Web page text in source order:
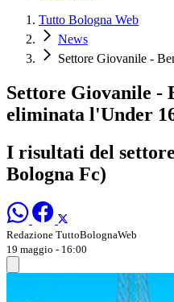
Tutto Bologna Web
News
Settore Giovanile -
Settore Giovanile -
eliminata l'Under
I risultati del
Bologna Fc)
Redazione TuttoBolognaWeb
19 maggio - 16:00